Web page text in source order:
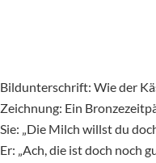
Bildunterschrift: Wie der
Zeichnung: Ein
Sie: „Die Milch willst du
Er: „Ach, die ist doch noch